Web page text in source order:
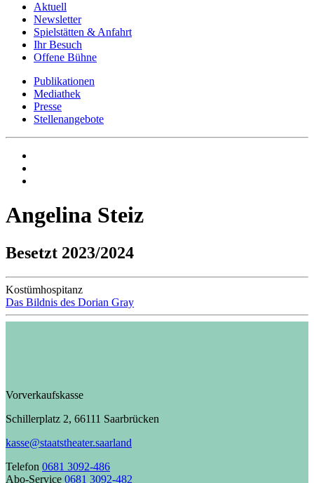
Aktuell
Newsletter
Spielstätten & Anfahrt
Ihr Besuch
Offene Bühne
Publikationen
Mediathek
Presse
Stellenangebote
Angelina Steiz
Besetzt 2023/2024
Kostümhospitanz
Das Bildnis des Dorian Gray
Vorverkaufskasse
Schillerplatz 2, 66111 Saarbrücken
kasse@staatstheater.saarland
Telefon 0681 3092-486
Abo-Service 0681 3092-482